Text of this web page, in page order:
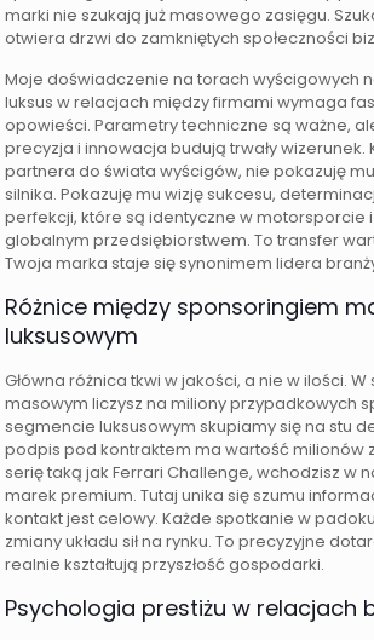
marki nie szukają już masowego zasięgu.
otwiera drzwi do zamkniętych społeczności
Moje doświadczenie na torach wyścigowych
luksus w relacjach między firmami wymaga
opowieści. Parametry techniczne są ważne,
precyzja i innowacja budują trwały wizerunek.
partnera do świata wyścigów, nie pokazuję
silnika. Pokazuję mu wizję sukcesu,
perfekcji, które są identyczne w motorsporcie
globalnym przedsiębiorstwem. To transfer
Twoja marka staje się synonimem lidera
Różnice między sponsoringiem
luksusowym
Główna różnica tkwi w jakości, a nie w ilości.
masowym liczysz na miliony przypadkowych
segmencie luksusowym skupiamy się na stu
podpis pod kontraktem ma wartość milionów
serię taką jak Ferrari Challenge, wchodzisz w
marek premium. Tutaj unika się szumu
kontakt jest celowy. Każde spotkanie w
zmiany układu sił na rynku. To precyzyjne
realnie kształtują przyszłość gospodarki.
Psychologia prestiżu w relacjach